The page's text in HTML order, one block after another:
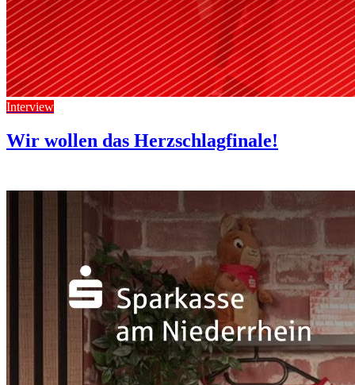
Interview
Wir wollen das Herzschlagfinale!